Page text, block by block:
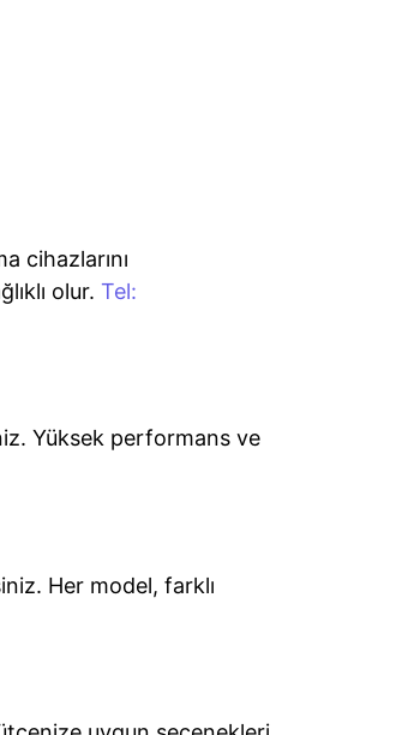
cihazlarını
olur. Tel:
Yüksek performans ve
Her model, farklı